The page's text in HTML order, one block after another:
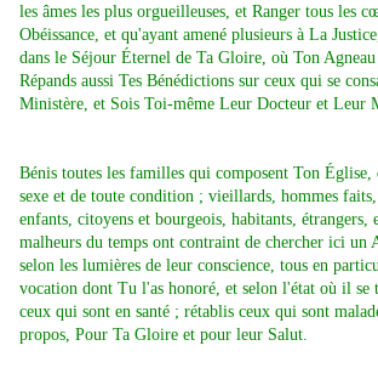
les âmes les plus orgueilleuses, et Ranger tous les
Obéissance, et qu'ayant amené plusieurs à La
dans le Séjour Éternel de Ta Gloire, où Ton Agneau
Répands aussi Tes Bénédictions sur ceux qui se
Ministère, et Sois Toi-même Leur Docteur et Leur
Bénis toutes les familles qui composent Ton Église,
sexe et de toute condition ; vieillards, hommes faits,
enfants, citoyens et bourgeois, habitants, étrangers,
malheurs du temps ont contraint de chercher ici un
selon les lumières de leur conscience, tous en
vocation dont Tu l'as honoré, et selon l'état où il se
ceux qui sont en santé ; rétablis ceux qui sont
propos, Pour Ta Gloire et pour leur Salut.